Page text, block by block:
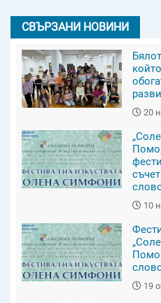
СВЪРЗАНИ НОВИНИ
20
10
19